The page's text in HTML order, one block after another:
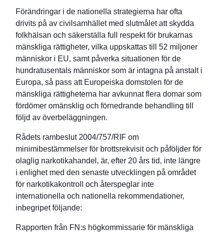
Förändringar i de nationella strategierna har ofta
drivits på av civilsamhället med slutmålet att skydda
folkhälsan och säkerställa full respekt för brukarnas
mänskliga rättigheter, vilka uppskattas till 52 miljoner
människor i EU, samt påverka situationen för de
hundratusentals människor som är intagna på anstalt i
Europa, så pass att Europeiska domstolen för de
mänskliga rättigheterna har avkunnat flera domar som
fördömer omänsklig och förnedrande behandling till
följd av överbeläggningen.
Rådets rambeslut 2004/757/RIF om
minimibestämmelser för brottsrekvisit och påföljder för
olaglig narkotikahandel, är, efter 20 års tid, inte längre
i enlighet med den senaste utvecklingen på området
för narkotikakontroll och återspeglar inte
internationella och nationella rekommendationer,
inbegripet följande:
Rapporten från FN:s högkommissarie för mänskliga